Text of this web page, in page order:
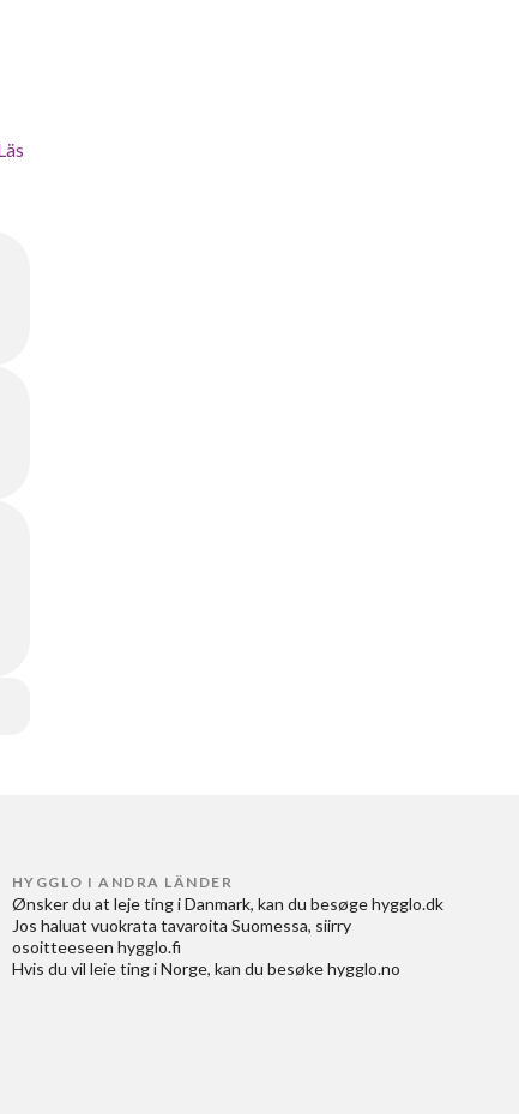
HYGGLO I ANDRA LÄNDER
Ønsker du at leje ting i Danmark, kan du besøge hygglo.dk
Jos haluat vuokrata tavaroita Suomessa, siirry
osoitteeseen hygglo.fi
Hvis du vil leie ting i Norge, kan du besøke hygglo.no